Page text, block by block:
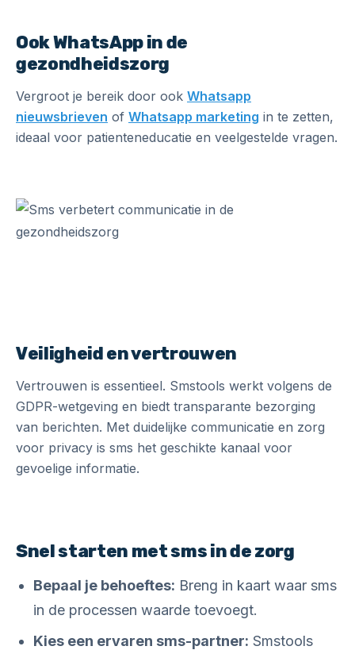
Ook WhatsApp in de
gezondheidszorg
Vergroot je bereik door ook Whatsapp
nieuwsbrieven of Whatsapp marketing in te zetten,
ideaal voor patienteneducatie en veelgestelde vragen.
Veiligheid en vertrouwen
Vertrouwen is essentieel. Smstools werkt volgens de
GDPR-wetgeving en biedt transparante bezorging
van berichten. Met duidelijke communicatie en zorg
voor privacy is sms het geschikte kanaal voor
gevoelige informatie.
Snel starten met sms in de zorg
Bepaal je behoeftes: Breng in kaart waar sms
in de processen waarde toevoegt.
Kies een ervaren sms-partner: Smstools